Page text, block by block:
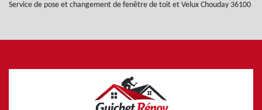
Service de pose et changement de fenêtre de toit et Velux Chouday 36100